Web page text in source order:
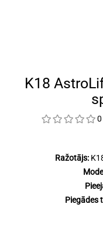
K18
Ražotājs:
Piegādes